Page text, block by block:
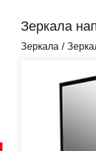
Зеркала
Зеркала